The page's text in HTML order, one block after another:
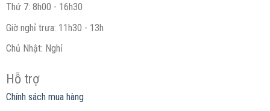
Thứ 7: 8h00 - 16h30
Giờ nghỉ trưa: 11h30 - 13h
Chủ Nhật: Nghỉ
Hỗ trợ
Chính sách mua hàng